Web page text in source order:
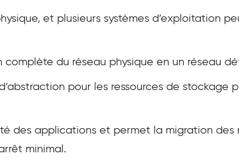
et plusieurs systèmes d’exploitation
du réseau physique en un réseau
pour les ressources de stockage
des applications et permet la migration des
minimal.